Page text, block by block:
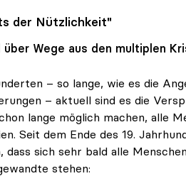
der Nützlichkeit"
Wege aus den multiplen
– so lange, wie es die
– aktuell sind es die
lange möglich machen, alle
Seit dem Ende des 19.
dass sich sehr bald alle
stehen: